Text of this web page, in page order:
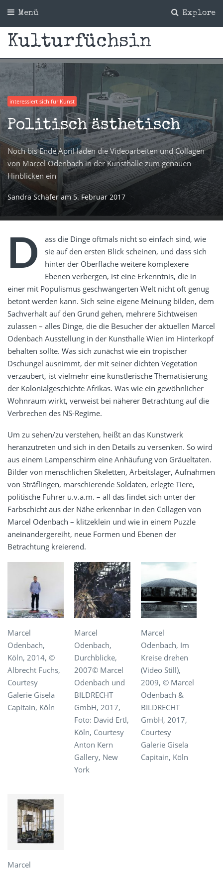
Explore
Menü
Kulturfüchsin
interessiert sich für Kunst
Politisch ästhetisch
Noch bis Ende April laden die Videoarbeiten und Collagen
von Marcel Odenbach in der Kunsthalle zum genauen
Hinblicken ein
Sandra Schäfer am 5. Februar 2017
D
ass die Dinge oftmals nicht so einfach sind, wie
sie auf den ersten Blick scheinen, und dass sich
hinter der Oberfläche weitere komplexere
Ebenen verbergen, ist eine Erkenntnis, die in
einer mit Populismus geschwängerten Welt nicht oft genug
betont werden kann. Sich seine eigene Meinung bilden, dem
Sachverhalt auf den Grund gehen, mehrere Sichtweisen
zulassen – alles Dinge, die die Besucher der aktuellen Marcel
Odenbach Ausstellung in der Kunsthalle Wien im Hinterkopf
behalten sollte. Was sich zunächst wie ein tropischer
Dschungel ausnimmt, der mit seiner dichten Vegetation
verzaubert, ist vielmehr eine künstlerische Thematisierung
der Kolonialgeschichte Afrikas. Was wie ein gewöhnlicher
Wohnraum wirkt, verweist bei näherer Betrachtung auf die
Verbrechen des NS-Regime.
Um zu sehen/zu verstehen, heißt an das Kunstwerk
heranzutreten und sich in den Details zu versenken. So wird
aus einem Lampenschirm eine Anhäufung von Gräueltaten.
Bilder von menschlichen Skeletten, Arbeitslager, Aufnahmen
von Sträflingen, marschierende Soldaten, erlegte Tiere,
politische Führer u.v.a.m. – all das findet sich unter der
Farbschicht aus der Nähe erkennbar in den Collagen von
Marcel Odenbach – klitzeklein und wie in einem Puzzle
aneinandergereiht, neue Formen und Ebenen der
Betrachtung kreierend.
Marcel
Odenbach,
Köln, 2014, ©
Albrecht Fuchs,
Courtesy
Galerie Gisela
Capitain, Köln
Marcel
Odenbach,
Durchblicke,
2007© Marcel
Odenbach und
BILDRECHT
GmbH, 2017,
Foto: David Ertl,
Köln, Courtesy
Anton Kern
Gallery, New
York
Marcel
Odenbach, Im
Kreise drehen
(Video Still),
2009, © Marcel
Odenbach &
BILDRECHT
GmbH, 2017,
Courtesy
Galerie Gisela
Capitain, Köln
Marcel